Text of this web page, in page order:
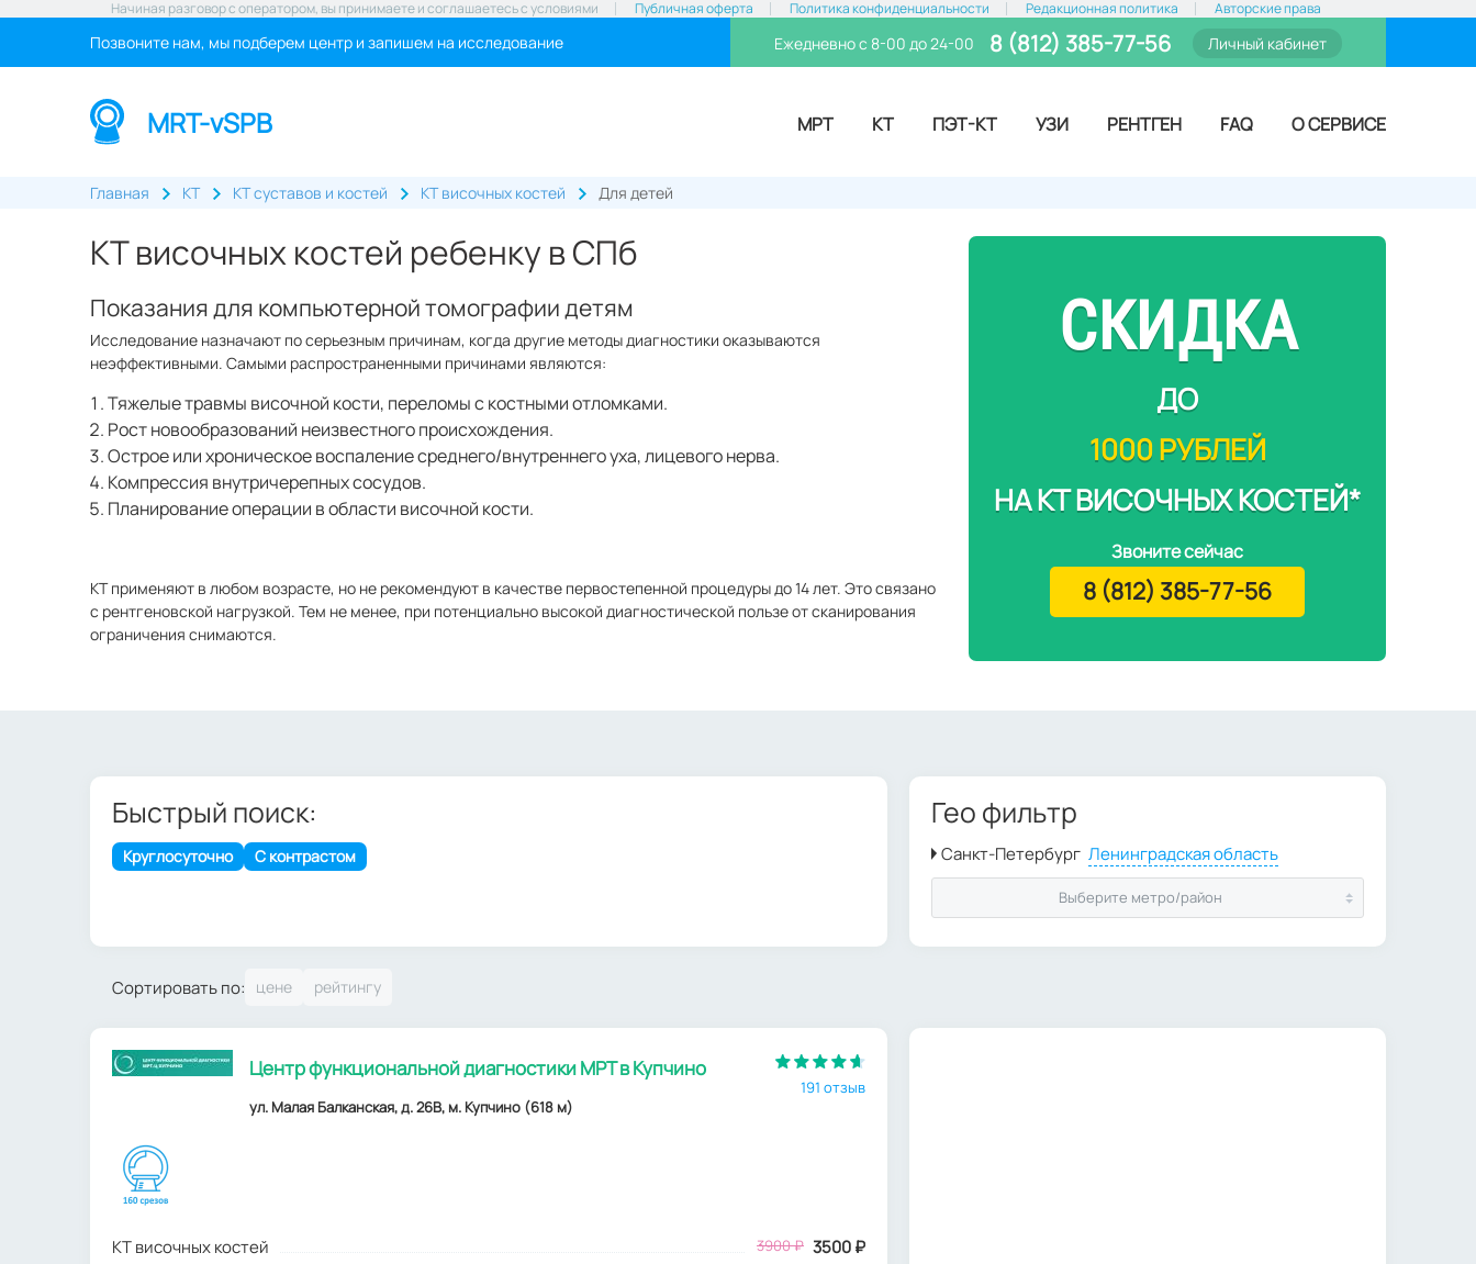
Начиная разговор с оператором, вы принимаете и соглашаетесь с условиями Публичная оферта Политика конфиденциальности Редакционная политика Авторские права
Позвоните нам, мы подберем центр и запишем на исследование Ежедневно с 8-00 до 24-00 8 (812) 385-77-56 Личный кабинет
MRT-vSPB МРТ КТ ПЭТ-КТ УЗИ РЕНТГЕН FAQ О СЕРВИСЕ
Главная КТ КТ суставов и костей КТ височных костей Для детей
КТ височных костей ребенку в СПб
Показания для компьютерной томографии детям
Исследование назначают по серьезным причинам, когда другие методы диагностики оказываются
неэффективными. Самыми распространенными причинами являются:
Тяжелые травмы височной кости, переломы с костными отломками.
Рост новообразований неизвестного происхождения.
Острое или хроническое воспаление среднего/внутреннего уха, лицевого нерва.
Компрессия внутричерепных сосудов.
Планирование операции в области височной кости.
КТ применяют в любом возрасте, но не рекомендуют в качестве первостепенной процедуры до 14 лет. Это связано
с рентгеновской нагрузкой. Тем не менее, при потенциально высокой диагностической пользе от сканирования
ограничения снимаются.
СКИДКА
ДО
1000 РУБЛЕЙ
НА КТ ВИСОЧНЫХ КОСТЕЙ*
Звоните сейчас
8 (812) 385-77-56
Быстрый поиск:
Круглосуточно С контрастом
Гео фильтр
Выберите метро/район
Сортировать по:
Центр функциональной диагностики МРТ в Купчино
ул. Малая Балканская, д. 26В, м. Купчино (618 м)
191 отзыв
КТ височных костей 3900₽ 3500₽